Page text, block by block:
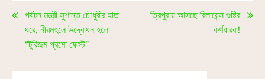
পর্যটন মন্ত্রী সুশান্ত চৌধুরীর হাত
ধরে, নীরমহলে উদ্বোধন হলো
“টুরিজম প্রমো ফেস্ট”
ত্রিপুরায় আসছে রিলায়েন্স গুষ্টির
কর্ণধাররা!